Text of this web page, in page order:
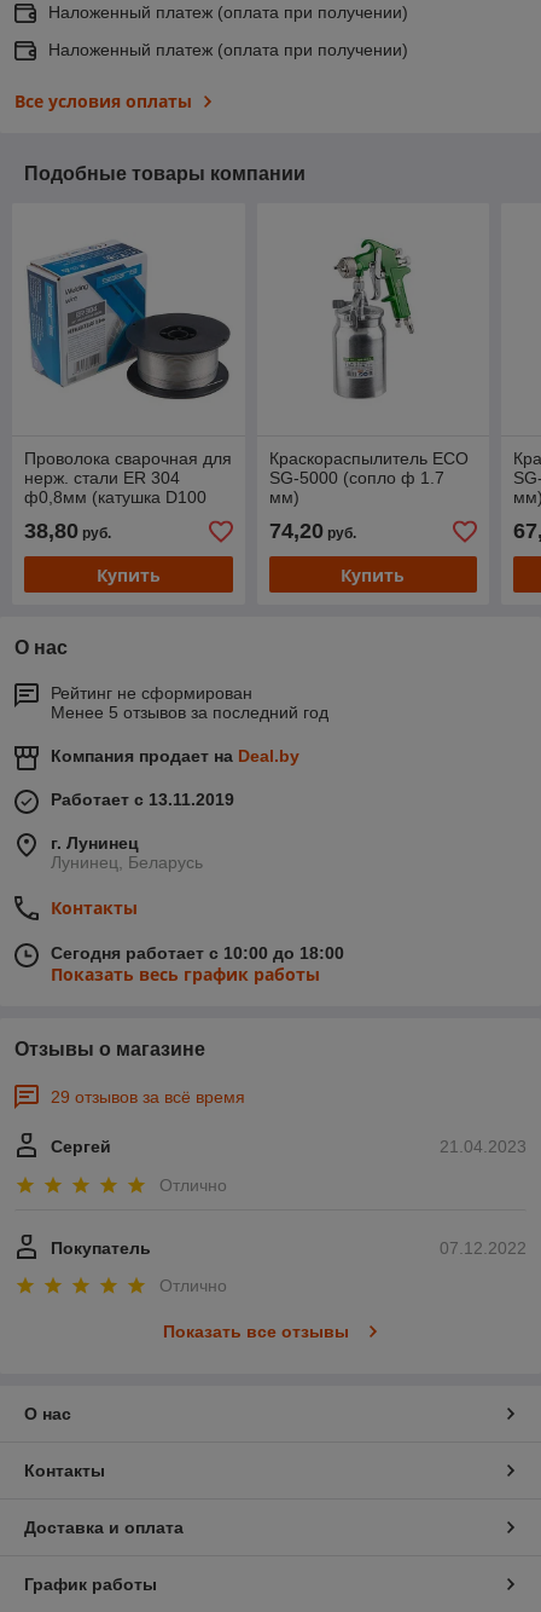
Наложенный платеж (оплата при получении)
Наложенный платеж (оплата при получении)
Все условия оплаты
Подобные товары компании
Проволока сварочная для
нерж. стали ER 304
ф0,8мм (катушка D100
38,80 руб.
Купить
Краскораспылитель ECO
SG-5000 (сопло ф 1.7
мм)
74,20руб.
Купить
О нас
Рейтинг не сформирован
Менее 5 отзывов за последний год
Компания продает на Deal.by
Работает с 13.11.2019
г. Лунинец
Лунинец, Беларусь
Контакты
Сегодня работает с 10:00 до 18:00
Показать весь график работы
Отзывы о магазине
29 отзывов за всё время
21.04.2023
Сергей
Отлично
07.12.2022
Покупатель
Отлично
Показать все отзывы
О нас
Контакты
Доставка и оплата
График работы